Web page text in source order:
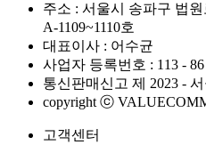
주소 : 서울시 송파구 법
A-1109~1110호
대표이사 : 어수균
사업자 등록번호 : 113 - 86
통신판매신고 제 2023 -
copyright ⓒ
고객센터